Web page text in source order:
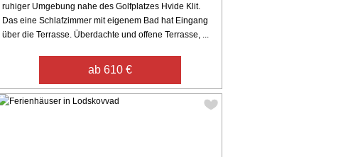
ruhiger Umgebung nahe des Golfplatzes Hvide Klit.
Das eine Schlafzimmer mit eigenem Bad hat Eingang
über die Terrasse. Überdachte und offene Terrasse, ...
ab 610 €